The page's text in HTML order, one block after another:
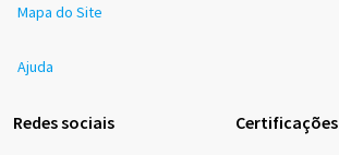
Mapa do Site
Ajuda
Redes sociais Certificações